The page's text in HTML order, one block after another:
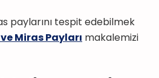
paylarını tespit edebilmek
Miras Payları makalemizi